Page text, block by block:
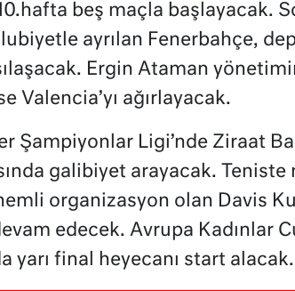
beş maçla başlayacak.
ayrılan Fenerbahçe,
Ergin Ataman
Valencia’yı ağırlayacak.
Şampiyonlar Ligi’nde Ziraat
galibiyet arayacak.
organizasyon olan Davis
edecek. Avrupa Kadınlar
yarı final heyecanı start alacak.